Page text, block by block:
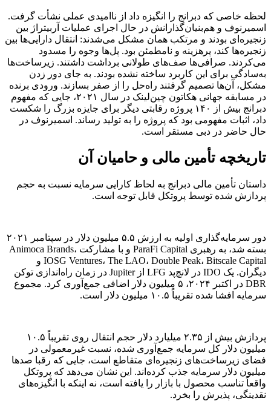
لحظه خاصی که دبرانج را انگیزه داد از ناامیدی عملی نشأت گرفت.
اسمیرنوف و هم‌بنیان‌گذارانش در حال اجرای عملیات آربیتراژ بین
زنجیره‌ای بودند و مرتکب همان مشکل می‌شدند: انتقال دارایی‌ها بین
زنجیره‌ها کند، پرهزینه و نامطمئن بود. پل‌ها وجوه را مسدود
می‌کردند. صرافی‌ها صف‌های طولانی برداشت داشتند. زیرساخت‌ها
به‌سادگی برای این کاربرد ساخته نشده بودند. به جای دور زدن
مشکل، آن‌ها تصمیم گرفتند راه‌حل را از صفر بسازند. ورودی برنده
در مسابقه جهانی هکاتون چین‌لینک در سال ۲۰۲۱، جایی که مفهوم
دبرانج بیش از ۱۴۰ پروژه رقابتی دیگر برای جایزه بزرگ را شکست
داد، اثبات مفهومی بود که پروژه را به تولید رساند. اسمیرنوف در
حال حاضر در دبی مستقر است.
تاریخچه تأمین مالی و حامیان آن
داستان تأمین مالی دبرانج به لحاظ کارایی سرمایه نسبت به حجم
پردازش شده توسط پروتکل قابل توجه است.
دور سرمایه‌گذاری اولیه به ارزش ۵.۵ میلیون دلار در سپتامبر ۲۰۲۱
بسته شد، به رهبری ParaFi Capital و با مشارکت Animoca Brands،
IOSG Ventures، The LAO، Double Peak، Bitscale Capital و
دیگران. یک IDO در لانچ‌پد LFG از Jupiter در زمان راه‌اندازی توکن
DBR در اکتبر ۲۰۲۴، ۵ میلیون دلار اضافی جمع‌آوری کرد. مجموع
سرمایه افشا شده تقریباً ۱۰.۵ میلیون دلار است.
پردازش بیش از ۲.۳۵ میلیارد دلار حجم انتقال روی تقریباً ۱۰.۵
میلیون دلار کل سرمایه جمع‌آوری شده، نسبت غیرمعمولی در
فضای زیرساخت‌های زنجیره‌ای متقاطع است، جایی که رقبا صدها
میلیون دلار سرمایه جذب کرده‌اند. این نشان می‌دهد که پروتکل
واقعاً تناسب محصول با بازار را یافته است، نه اینکه با انگیزه‌های
نقدینگی، پذیرش را بخرد.